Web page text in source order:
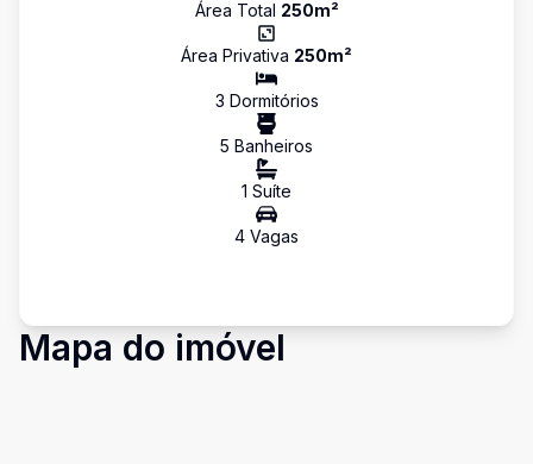
Área Total 250m²
Área Privativa 250m²
3 Dormitórios
5 Banheiros
1 Suíte
4 Vagas
Mapa do imóvel